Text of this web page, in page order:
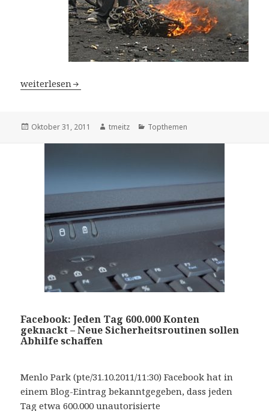
Elektroschrott vergiftet Spielplätze in Afrika – Forscher
weiterlesen
Veröffentlicht
Oktober 31, 2011 Autor
tmeitz Kategorien
Topthemen
Facebook: Jeden Tag 600.000 Konten
geknackt – Neue Sicherheitsroutinen sollen
Abhilfe schaffen
Menlo Park (pte/31.10.2011/11:30) Facebook hat in
einem Blog-Eintrag bekanntgegeben, dass jeden
Tag etwa 600.000 unautorisierte